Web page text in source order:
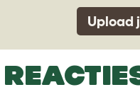
Upload